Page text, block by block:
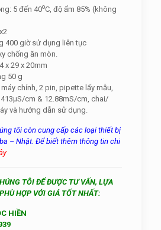
5 đến 40oC, độ ẩm 85% (không
400 giờ sử dụng liên tục
chống ăn mòn.
x 29 x 20mm
50 g
chính, 2 pin, pipette lấy mẫu,
cm & 12.88mS/cm, chai/
và hướng dẫn sử dụng.
tôi còn cung cấp các loại thiết bị
– Nhật. Để biết thêm thông tin chi
TÔI ĐỂ ĐƯỢC TƯ VẤN, LỰA
HỢP VỚI GIÁ TỐT NHẤT:
HIỀN